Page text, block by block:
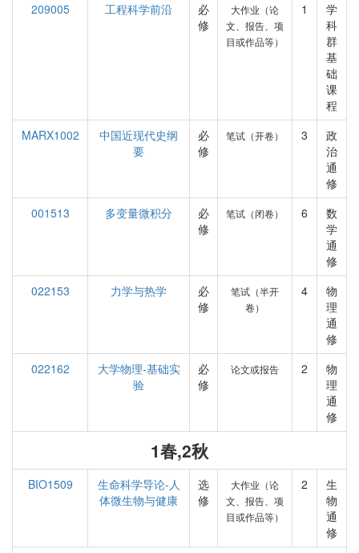
209005
工程科学前沿
必
修
大作业（论
文、报告、项
目或作品等）
1
学
科
群
基
础
课
程
MARX1002
中国近现代史纲
要
必
修
笔试（开卷） 3
政
治
通
修
001513
多变量微积分
必
修
笔试（闭卷） 6
数
学
通
修
022153
力学与热学
必
修
笔试（半开
卷）
4
物
理
通
修
022162
大学物理-基础实
验
必
修
论文或报告 2
物
理
通
修
1春,2秋
BIO1509
生命科学导论-人
体微生物与健康
选
修
大作业（论
文、报告、项
目或作品等）
2
生
物
通
修